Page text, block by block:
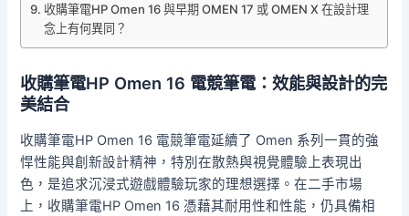
收購筆電HP Omen 16 與早期 OMEN 17 或 OMEN X 在設計理
念上有何異同？
收購筆電HP Omen 16 電競筆電：效能與設計的完
美結合
收購筆電HP Omen 16 電競筆電延續了 Omen 系列一貫的強
悍性能與創新設計精神，特別在散熱與視覺體驗上表現出
色，是追求沉浸式遊戲體驗玩家的理想選擇。在二手市場
上，收購筆電HP Omen 16 憑藉其耐用性和性能，仍具備相